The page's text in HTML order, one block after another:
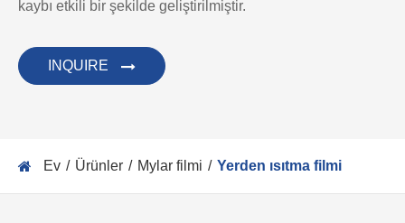
kaybı etkili bir şekilde geliştirilmiştir.
INQUIRE
Ev Ürünler Mylar filmi Yerden ısıtma filmi